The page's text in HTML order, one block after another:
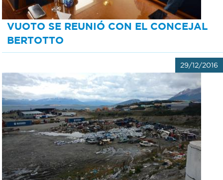
VUOTO SE REUNIÓ CON EL CONCEJAL
BERTOTTO
29/12/2016